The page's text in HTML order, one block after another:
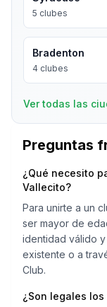
5 clubes
Bradenton
4 clubes
Ver todas las
Preguntas
¿Qué necesito
Vallecito?
Para unirte a un
ser mayor de
identidad válido
existente o a
Club.
¿Son legales